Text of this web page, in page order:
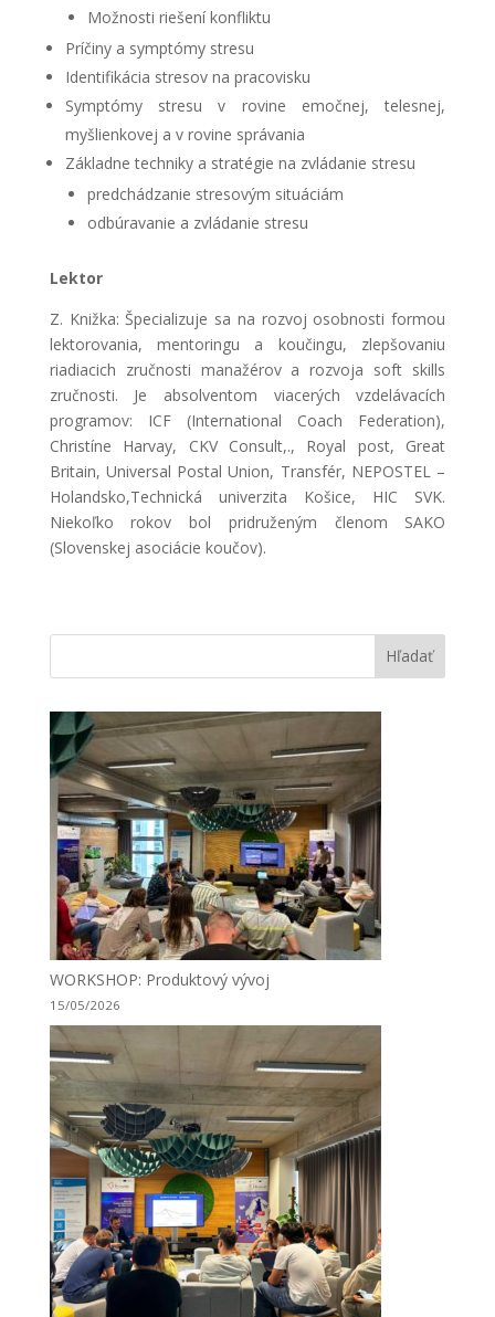
Možnosti riešení konfliktu
Príčiny a symptómy stresu
Identifikácia stresov na pracovisku
Symptómy stresu v rovine emočnej, telesnej,
myšlienkovej a v rovine správania
Základne techniky a stratégie na zvládanie stresu
predchádzanie stresovým situáciám
odbúravanie a zvládanie stresu
Lektor
Z. Knižka: Špecializuje sa na rozvoj osobnosti formou
lektorovania, mentoringu a koučingu, zlepšovaniu
riadiacich zručnosti manažérov a rozvoja soft skills
zručnosti. Je absolventom viacerých vzdelávacích
programov: ICF (International Coach Federation),
Christíne Harvay, CKV Consult,., Royal post, Great
Britain, Universal Postal Union, Transfér, NEPOSTEL –
Holandsko,Technická univerzita Košice, HIC SVK.
Niekoľko rokov bol pridruženým členom SAKO
(Slovenskej asociácie koučov).
Hľadať
WORKSHOP: Produktový vývoj
15/05/2026